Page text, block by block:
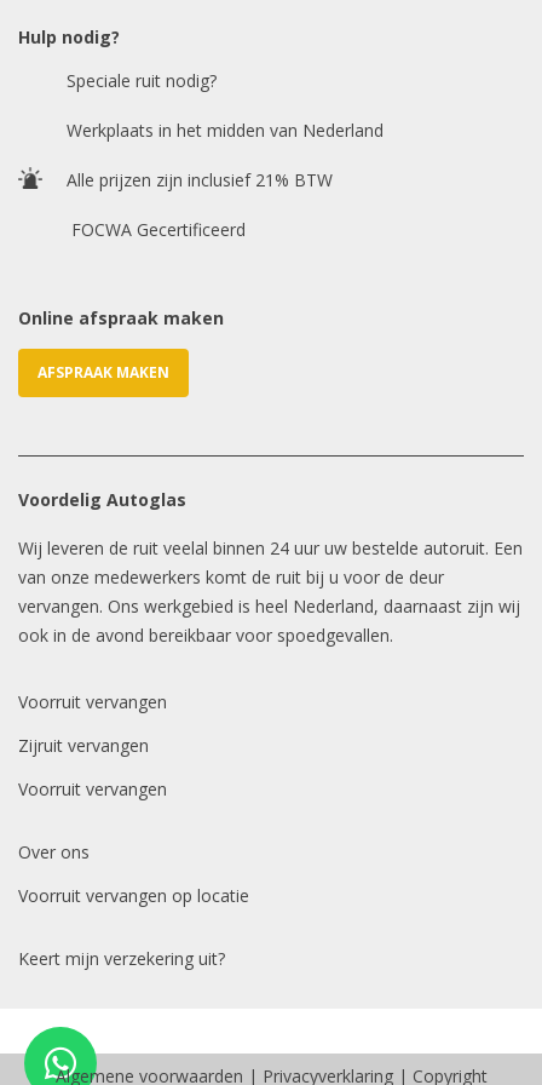
E-mailadres *
Hulp nodig?
Speciale ruit nodig?
Werkplaats in het midden van Nederland
Alle prijzen zijn inclusief 21% BTW
FOCWA Gecertificeerd
Online afspraak maken
AFSPRAAK MAKEN
Voordelig Autoglas
Wij leveren de ruit veelal binnen 24 uur uw bestelde autoruit. Een
van onze medewerkers komt de ruit bij u voor de deur
vervangen. Ons werkgebied is heel Nederland, daarnaast zijn wij
ook in de avond bereikbaar voor spoedgevallen.
Voorruit vervangen
Zijruit vervangen
Voorruit vervangen
Over ons
Voorruit vervangen op locatie
Keert mijn verzekering uit?
Algemene voorwaarden | Privacyverklaring| Copyright